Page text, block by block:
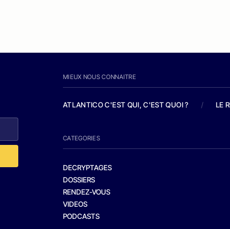
MIEUX NOUS CONNAITRE
ATLANTICO C'EST QUI, C'EST QUOI ? / LE
CATEGORIES
DECRYPTAGES
DOSSIERS
RENDEZ-VOUS
VIDEOS
PODCASTS